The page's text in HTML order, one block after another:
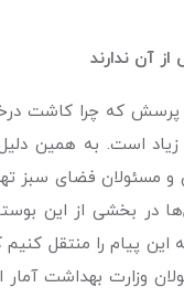
آن ندارند
که چرا کاشت
است. به همین
و مسئولان فضای سبز
در بخشی از این
این پیام را منتقل
وزارت بهداشت آمار